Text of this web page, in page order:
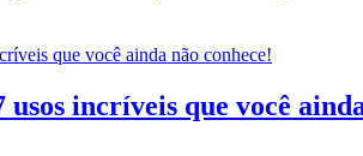
incríveis que você